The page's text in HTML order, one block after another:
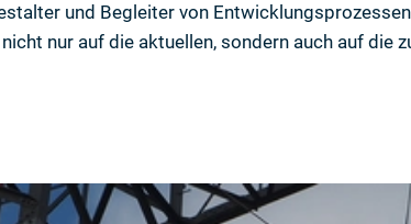
und Begleiter von
nur auf die aktuellen, sondern auch auf